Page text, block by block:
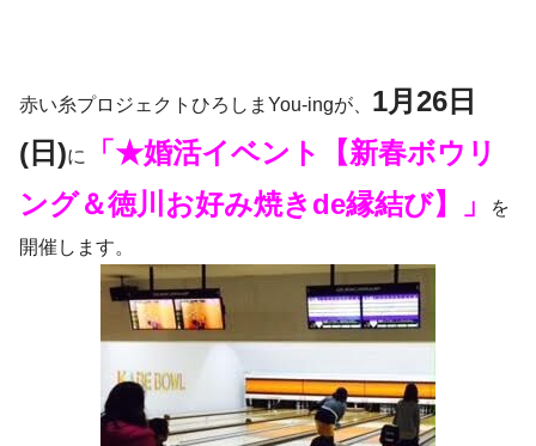
赤い糸プロジェクトひろしまYou-ingが、 1月26日
(日)に
「★婚活イベント【新春ボウリ
ング＆徳川お好み焼きde縁結び】」
を
開催します。